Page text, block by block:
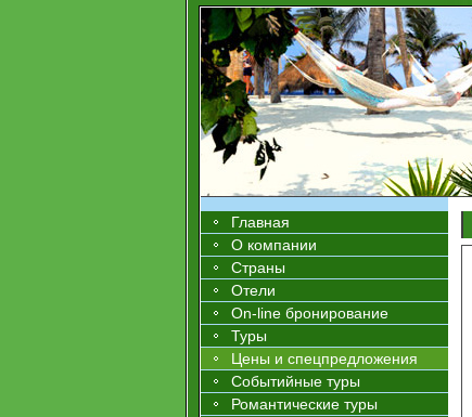
Главная
О компании
Страны
Отели
On-line бронирование
Туры
Цены и спецпредложения
Событийные туры
Романтические туры